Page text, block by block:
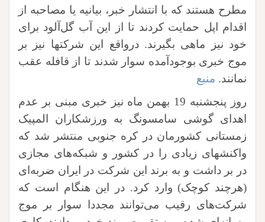
مطرح هستند که با انتشار خبر، بیانیه یا مصاحبه از
اقدام اپل حمایت کردند تا از این آب گل‌آلود برای
خود نیز ماهی بگیرند. درواقع این شرکتها نیز بر
موج خبری بوجودآمده سوار شدند تا از قافله عقب
نمانند. منبع
روز پنجشنبه 19 بهمن ماه نیز خبری مبنی بر عدم
اهدای گوشی سامسونگ به ورزشکاران المپیک
زمستانی کشورمان در کره جنوبی منتشر شد که
واکنشهای زیادی را در کشور و شبکه‌های مجازی
در بر داشت و به برند این شرکت در ایران ضربه‌ای
(هرچند کوچک) وارد کرد. در این هنگام است که
شرکت‌های رقیب می‌توانند مجددا سوار بر موج